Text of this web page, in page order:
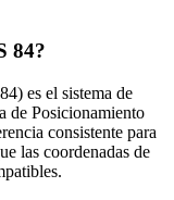
84?
es el sistema de
de Posicionamiento
consistente para
las coordenadas de